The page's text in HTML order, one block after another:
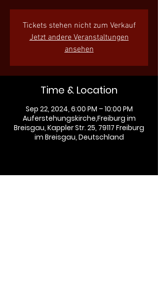
Tickets stehen nicht zum Verkauf
Jetzt andere Veranstaltungen
ansehen
Time & Location
Sep 22, 2024, 6:00 PM – 10:00 PM
Auferstehungskirche,Freiburg im
Breisgau, Kappler Str. 25, 79117 Freiburg
im Breisgau, Deutschland